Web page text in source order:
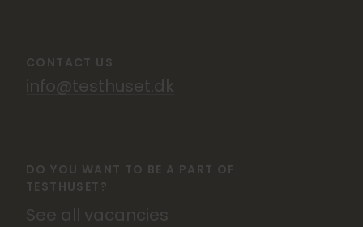
CONTACT US
info@testhuset.dk
DO YOU WANT TO BE A PART OF
TESTHUSET?
See all vacancies